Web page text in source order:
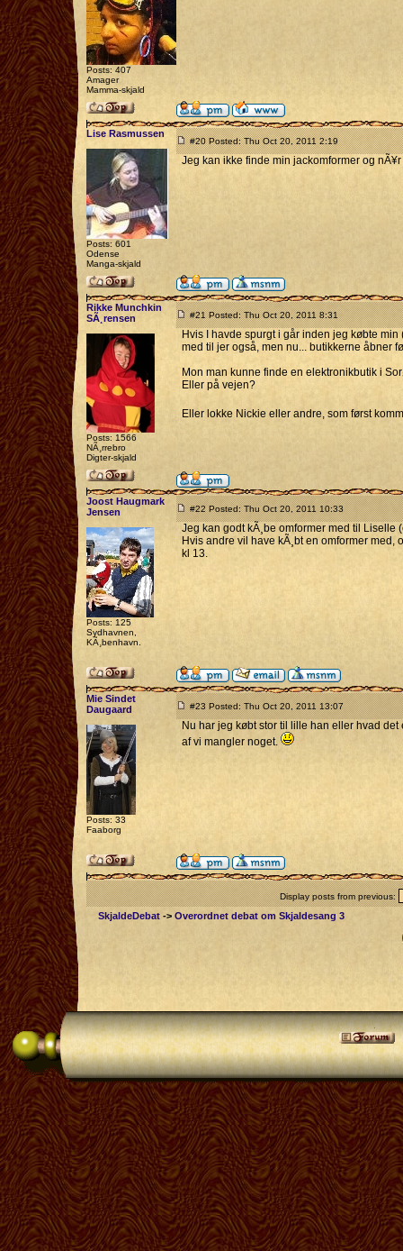
Posts: 407
Amager
Mamma-skjald
Lise Rasmussen
Posts: 601
Odense
Manga-skjald
#20 Posted: Thu Oct 20, 2011 2:19
Jeg kan ikke finde min jackomformer og
Rikke Munchkin
SÃ¸rensen
Posts: 1566
NÃ¸rrebro
Digter-skjald
#21 Posted: Thu Oct 20, 2011 8:31
Hvis I havde spurgt i går inden jeg købte
med til jer også, men nu... butikkerne åbner
Mon man kunne finde en elektronikbutik i
Eller på vejen?
Eller lokke Nickie eller andre, som først
Joost Haugmark
Jensen
Posts: 125
Sydhavnen,
KÃ¸benhavn.
#22 Posted: Thu Oct 20, 2011 10:33
Jeg kan godt kÃ¸be omformer med til Liselle
Hvis andre vil have kÃ¸bt en omformer
kl 13.
Mie Sindet
Daugaard
Posts: 33
Faaborg
#23 Posted: Thu Oct 20, 2011 13:07
Nu har jeg købt stor til lille han eller hvad
af vi mangler noget.
Display posts from previous:
SkjaldeDebat -> Overordnet debat om Skjaldesang 3